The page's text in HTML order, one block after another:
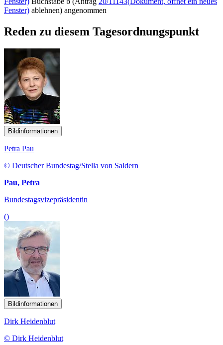
Fenster) ablehnen) angenommen
Reden zu diesem Tagesordnungspunkt
Bildinformationen
Petra Pau
© Deutscher Bundestag/Stella von Saldern
Pau, Petra
Bundestagsvizepräsidentin
()
Bildinformationen
Dirk Heidenblut
© Dirk Heidenblut